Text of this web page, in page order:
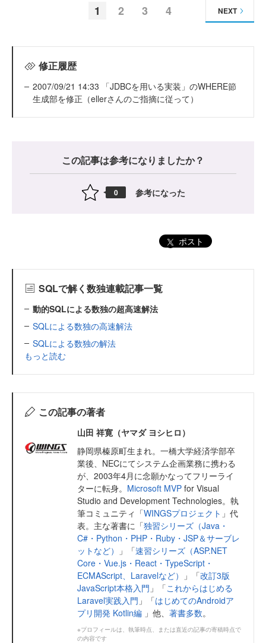
1 2 3 4 NEXT
修正履歴
2007/09/21 14:33 「JDBCを用いる実装」のWHERE節
生成部を修正（ellerさんのご指摘に従って）
この記事は参考になりましたか？
0 参考になった
ポスト
SQLで解く数独連載記事一覧
動的SQLによる数独の超高速解法
SQLによる数独の高速解法
SQLによる数独の解法
もっと読む
この記事の著者
山田 祥寛（ヤマダ ヨシヒロ）
静岡県榛原町生まれ。一橋大学経済学部卒
業後、NECにてシステム企画業務に携わる
が、2003年4月に念願かなってフリーライ
ターに転身。 Microsoft MVP for Visual
Studio and Development Technologies。執
筆コミュニティ「WINGSプロジェクト 」代
表。主な著書に「独習シリーズ（Java・
C#・Python・PHP・Ruby・JSP＆サーブレ
ットなど）
」「速習シリーズ（ASP.NET
Core・Vue.js・React・TypeScript・
ECMAScript、Laravelなど）
」「改訂3版
JavaScript本格入門 」「これからはじめる
Laravel実践入門 」「はじめてのAndroidア
プリ開発 Kotlin編 」他、 著書多数。
※プロフィールは、執筆時点、または直近の記事の寄稿時点で
の内容です